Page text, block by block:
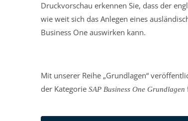
Druckvorschau erkennen Sie, dass der
wie weit sich das Anlegen eines
Business One auswirken kann.
Mit unserer Reihe „Grundlagen“
der Kategorie SAP Business One Grundlagen